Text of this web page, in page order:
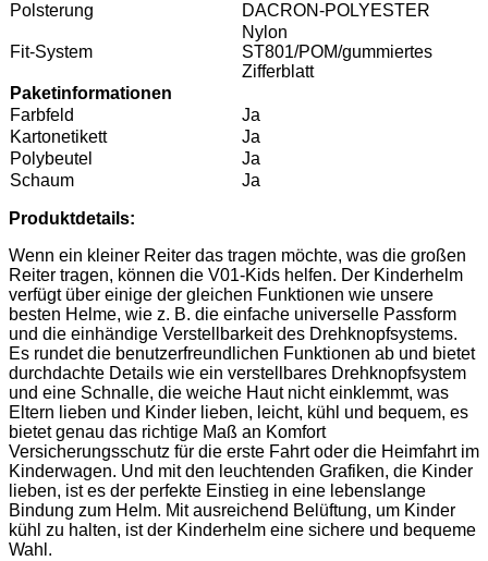
Polsterung
DACRON-POLYESTER
Fit-System
Nylon
ST801/POM/gummiertes
Zifferblatt
Paketinformationen
Farbfeld
Ja
Kartonetikett
Ja
Polybeutel
Ja
Schaum
Ja
Produktdetails:
Wenn ein kleiner Reiter das tragen möchte, was die großen
Reiter tragen, können die V01-Kids helfen. Der Kinderhelm
verfügt über einige der gleichen Funktionen wie unsere
besten Helme, wie z. B. die einfache universelle Passform
und die einhändige Verstellbarkeit des Drehknopfsystems.
Es rundet die benutzerfreundlichen Funktionen ab und bietet
durchdachte Details wie ein verstellbares Drehknopfsystem
und eine Schnalle, die weiche Haut nicht einklemmt, was
Eltern lieben und Kinder lieben, leicht, kühl und bequem, es
bietet genau das richtige Maß an Komfort
Versicherungsschutz für die erste Fahrt oder die Heimfahrt im
Kinderwagen. Und mit den leuchtenden Grafiken, die Kinder
lieben, ist es der perfekte Einstieg in eine lebenslange
Bindung zum Helm. Mit ausreichend Belüftung, um Kinder
kühl zu halten, ist der Kinderhelm eine sichere und bequeme
Wahl.